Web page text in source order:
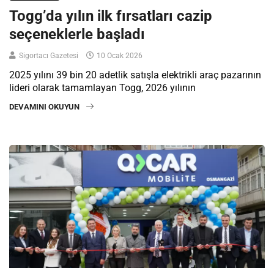
Togg’da yılın ilk fırsatları cazip
seçeneklerle başladı
Sigortacı Gazetesi 10 Ocak 2026
2025 yılını 39 bin 20 adetlik satışla elektrikli araç pazarının
lideri olarak tamamlayan Togg, 2026 yılının
DEVAMINI OKUYUN